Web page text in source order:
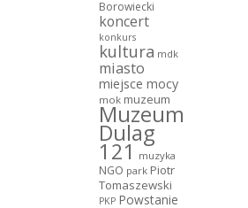
Borowiecki
koncert
konkurs
kultura mdk
miasto
miejsce mocy
mok muzeum
Muzeum
Dulag
121 muzyka
NGO park Piotr
Tomaszewski
PKP Powstanie